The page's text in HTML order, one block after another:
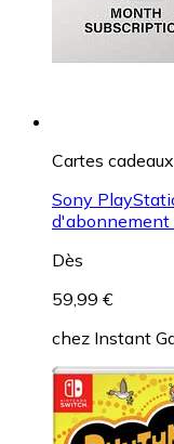
Cartes cadeaux
Sony
d'abonnement
Dès
59,99 €
chez Instant